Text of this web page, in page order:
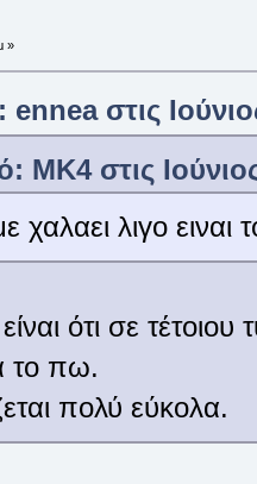
»
στις
MK4 στις
χαλαει λιγο ειναι
ότι σε τέτοιου
το πω.
πολύ εύκολα.